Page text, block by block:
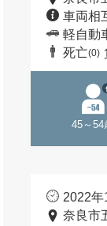
車両相
軽自動
死亡(0)
45～54
2022
奈良市